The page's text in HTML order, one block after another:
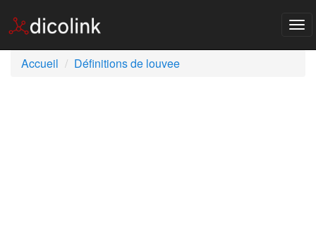
Accueil
Définitions de louvee